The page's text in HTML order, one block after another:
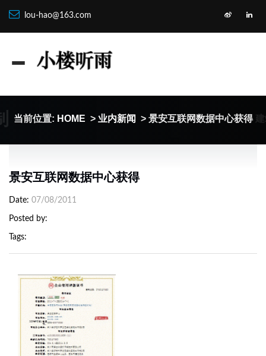
lou-hao@163.com
当前位置: HOME > 业内新闻 > 景安互联网数据中心获得
景安互联网数据中心获得
Date 07/08/2011
Posted by
Tags